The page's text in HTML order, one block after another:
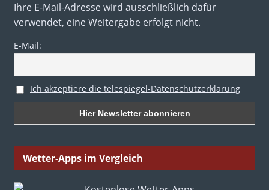
Ihre E-Mail-Adresse wird ausschließlich dafür
verwendet, eine Weitergabe erfolgt nicht.
E-Mail:
Ich akzeptiere die telespiegel-Datenschutzerklärung
Wetter-Apps im Vergleich